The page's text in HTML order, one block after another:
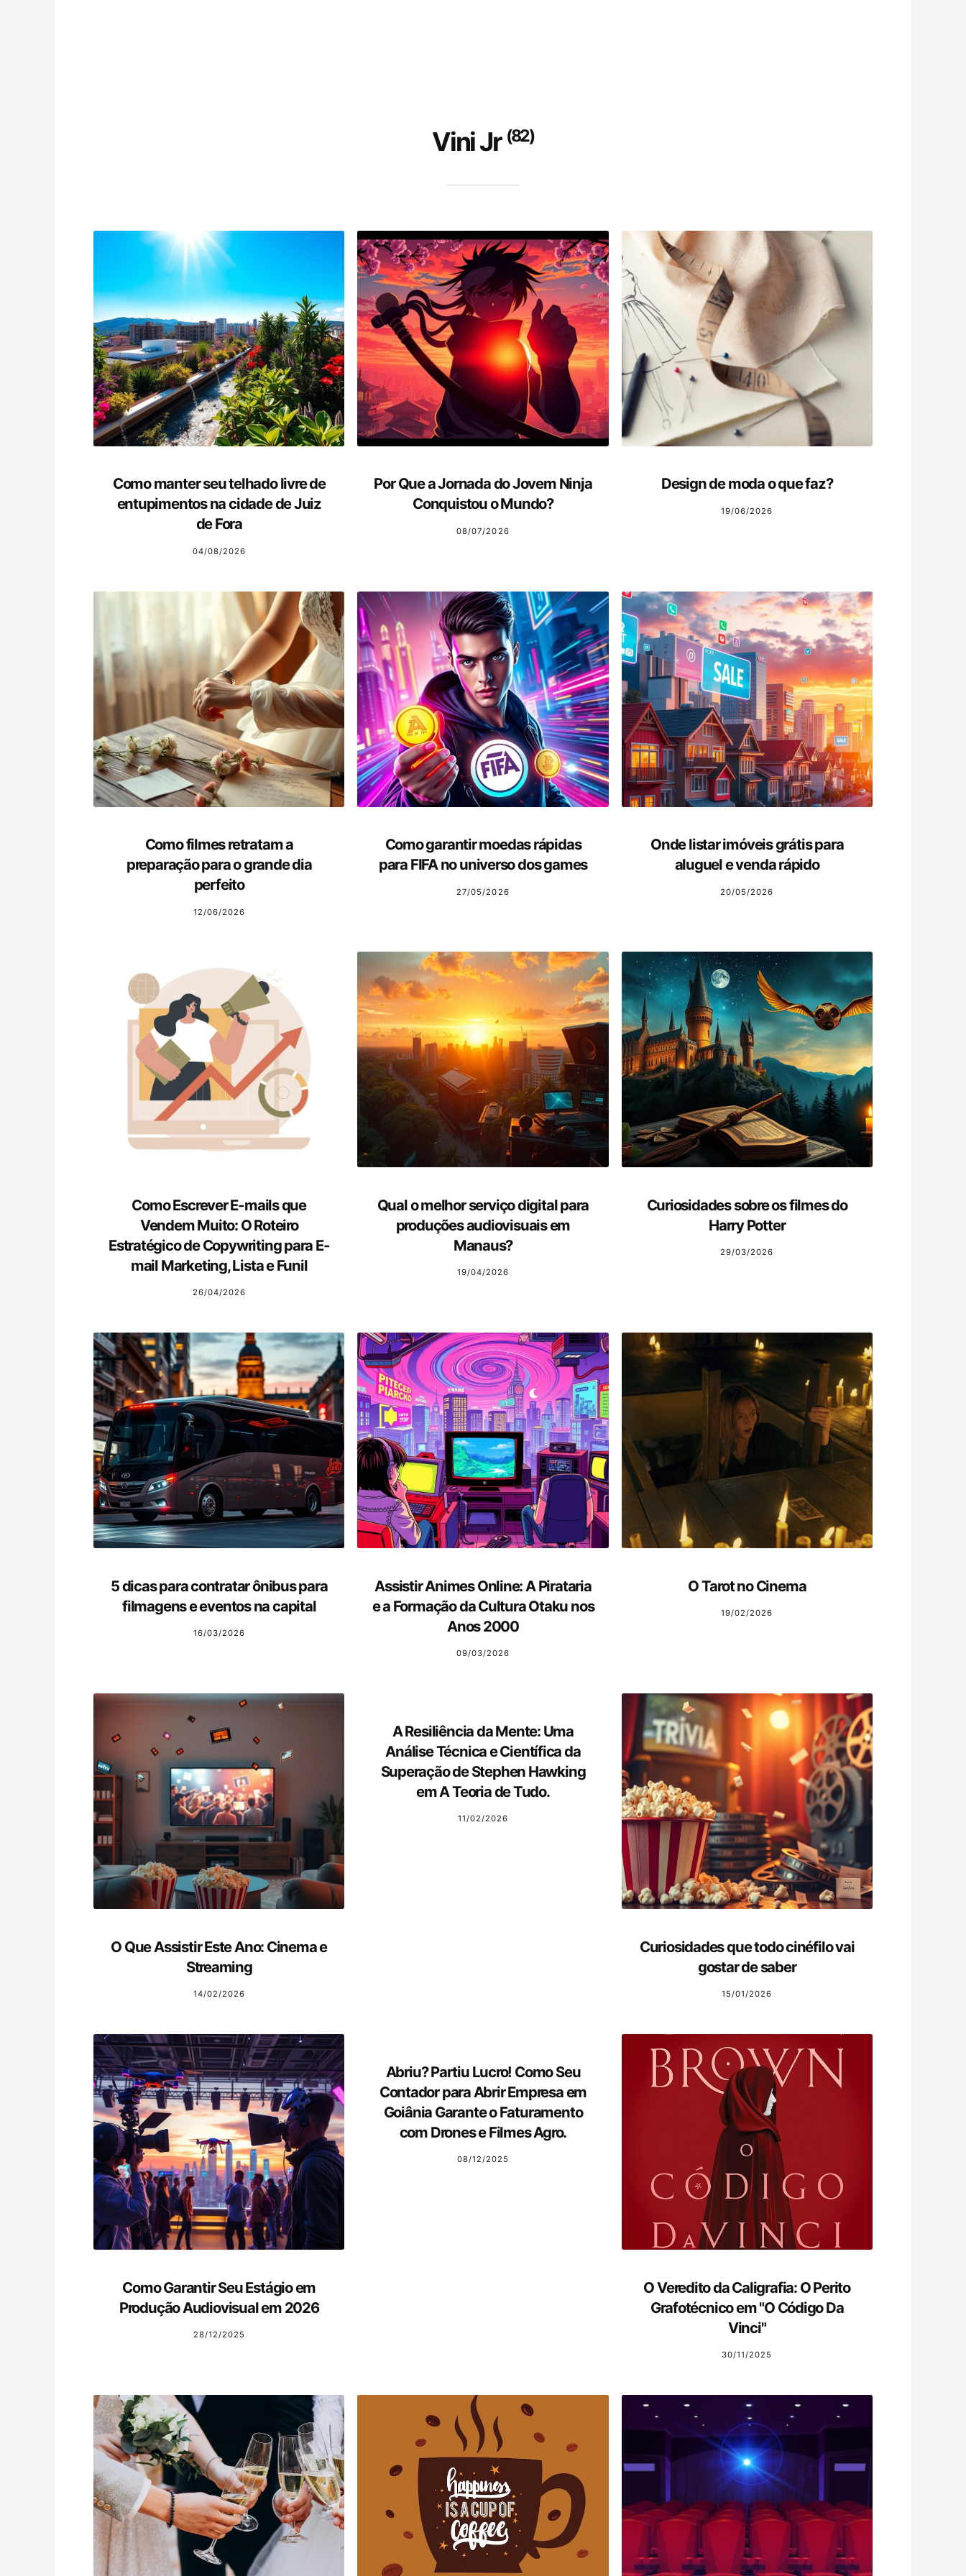
Vini Jr (82)
Como manter seu telhado livre de
entupimentos na cidade de Juiz
de Fora
04/08/2026
Por Que a Jornada do Jovem Ninja
Conquistou o Mundo?
08/07/2026
Design de moda o que faz?
19/06/2026
Como filmes retratam a
preparação para o grande dia
perfeito
12/06/2026
Como garantir moedas rápidas
para FIFA no universo dos games
27/05/2026
Onde listar imóveis grátis para
aluguel e venda rápido
20/05/2026
Como Escrever E-mails que
Vendem Muito: O Roteiro
Estratégico de Copywriting para E-
mail Marketing, Lista e Funil
26/04/2026
Qual o melhor serviço digital para
produções audiovisuais em
Manaus?
19/04/2026
Curiosidades sobre os filmes do
Harry Potter
29/03/2026
5 dicas para contratar ônibus para
filmagens e eventos na capital
16/03/2026
Assistir Animes Online: A Pirataria
e a Formação da Cultura Otaku nos
Anos 2000
09/03/2026
O Tarot no Cinema
19/02/2026
O Que Assistir Este Ano: Cinema e
Streaming
14/02/2026
A Resiliência da Mente: Uma
Análise Técnica e Científica da
Superação de Stephen Hawking
em A Teoria de Tudo.
11/02/2026
Curiosidades que todo cinéfilo vai
gostar de saber
15/01/2026
Como Garantir Seu Estágio em
Produção Audiovisual em 2026
28/12/2025
Abriu? Partiu Lucro! Como Seu
Contador para Abrir Empresa em
Goiânia Garante o Faturamento
com Drones e Filmes Agro.
08/12/2025
O Veredito da Caligrafia: O Perito
Grafotécnico em "O Código Da
Vinci"
30/11/2025